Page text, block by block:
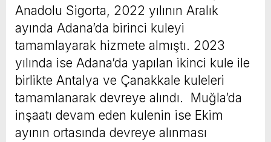
Anadolu Sigorta, 2022 yılının Aralık
ayında Adana’da birinci kuleyi
tamamlayarak hizmete almıştı. 2023
yılında ise Adana’da yapılan ikinci kule ile
birlikte Antalya ve Çanakkale kuleleri
tamamlanarak devreye alındı. Muğla’da
inşaatı devam eden kulenin ise Ekim
ayının ortasında devreye alınması